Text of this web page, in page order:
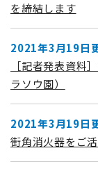
を締結します
2021年3月19日
［記者発表資料
ラソウ園）
2021年3月19日
街角消火器をご